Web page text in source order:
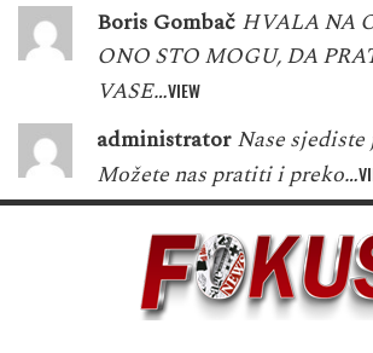
Boris Gombač HVALA NA
ONO STO MOGU, DA
VASE…VIEW
administrator Nase
Možete nas pratiti i preko…